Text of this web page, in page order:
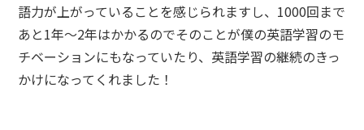
語力が上がっていることを感じられますし、1000回まで
あと1年～2年はかかるのでそのことが僕の英語学習のモ
チベーションにもなっていたり、英語学習の継続のきっ
かけになってくれました！